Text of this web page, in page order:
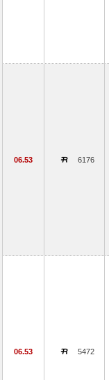
06.53 6176
06.53 5472